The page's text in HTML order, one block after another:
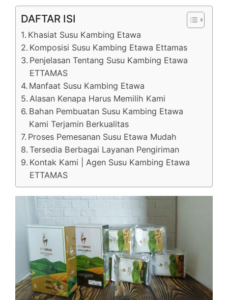
DAFTAR ISI
Khasiat Susu Kambing Etawa
Komposisi Susu Kambing Etawa Ettamas
Penjelasan Tentang Susu Kambing Etawa
ETTAMAS
Manfaat Susu Kambing Etawa
Alasan Kenapa Harus Memilih Kami
Bahan Pembuatan Susu Kambing Etawa
Kami Terjamin Berkualitas
Proses Pemesanan Susu Etawa Mudah
Tersedia Berbagai Layanan Pengiriman
Kontak Kami | Agen Susu Kambing Etawa
ETTAMAS